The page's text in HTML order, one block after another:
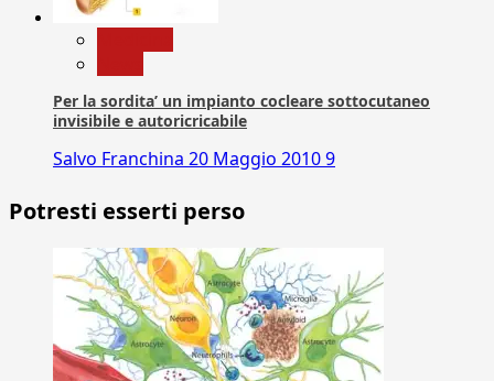
Per la sordita’ un impianto cocleare sottocutaneo
invisibile e autoricricabile
Salvo Franchina 20 Maggio 20109
Potresti esserti perso